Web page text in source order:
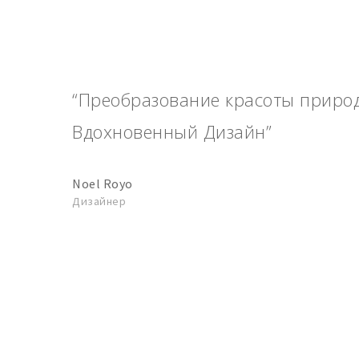
“Преобразование красоты
Вдохновенный Дизайн”
Noel Royo
Дизайнер